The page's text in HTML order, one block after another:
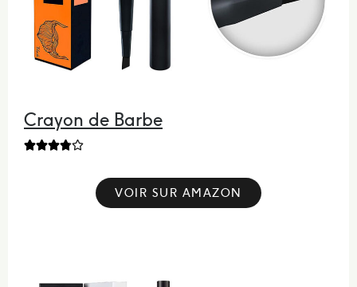
Crayon de Barbe

VOIR SUR AMAZON